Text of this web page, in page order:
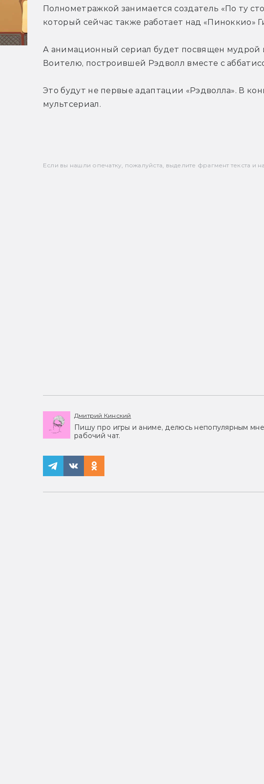
Полнометражкой занимается создатель «По ту
который сейчас также работает над «Пиноккио»
А анимационный сериал будет посвящен
Воителю, построившей Рэдволл вместе с
Это будут не первые адаптации «Рэдволла». В
мультсериал.
Если вы нашли опечатку, пожалуйста, выделите фрагмент текста и
Дмитрий Кинский
Пишу про игры и аниме, делюсь непопулярным
рабочий чат.